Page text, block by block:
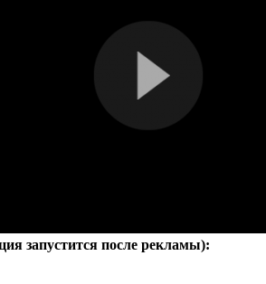
запустится после рекламы):